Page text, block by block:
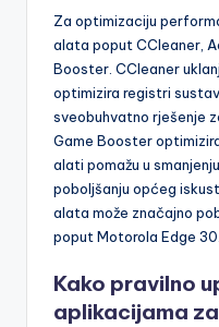
Za optimizaciju
alata poput CCleaner,
Booster. CCleaner
optimizira registri
sveobuhvatno rješenje
Game Booster
alati pomažu u
poboljšanju općeg
alata može značajno
poput Motorola Edge 30.
Kako pravilno
aplikacijama